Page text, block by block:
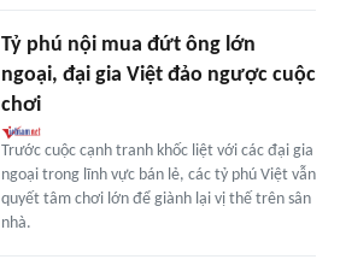
Tỷ phú nội mua đứt ông lớn
ngoại, đại gia Việt đảo ngược cuộc
chơi
Trước cuộc cạnh tranh khốc liệt với các đại gia
ngoại trong lĩnh vực bán lẻ, các tỷ phú Việt vẫn
quyết tâm chơi lớn để giành lại vị thế trên sân
nhà.